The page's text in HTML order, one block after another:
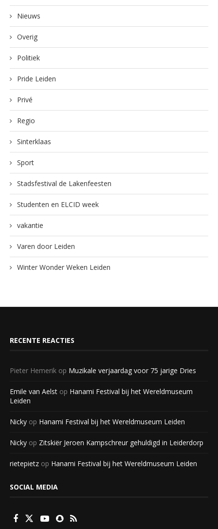
Nieuws
Overig
Politiek
Pride Leiden
Privé
Regio
Sinterklaas
Sport
Stadsfestival de Lakenfeesten
Studenten en ELCID week
vakantie
Varen door Leiden
Winter Wonder Weken Leiden
RECENTE REACTIES
Pieter Hemerik op Muzikale verjaardag voor 75 jarige Dries
Emile van Aelst op Hanami Festival bij het Wereldmuseum
Leiden
Nicky op Hanami Festival bij het Wereldmuseum Leiden
Nicky op Zitskiër Jeroen Kampschreur gehuldigd in Leiderdorp
rietepietz op Hanami Festival bij het Wereldmuseum Leiden
SOCIAL MEDIA